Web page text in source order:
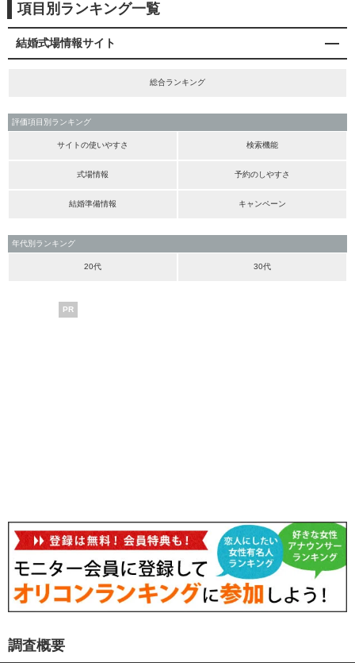
項目別ランキング一覧
結婚式場情報サイト
総合ランキング
評価項目別ランキング
サイトの使いやすさ 検索機能
式場情報 予約のしやすさ
結婚準備情報 キャンペーン
年代別ランキング
20代 30代
PR
調査概要